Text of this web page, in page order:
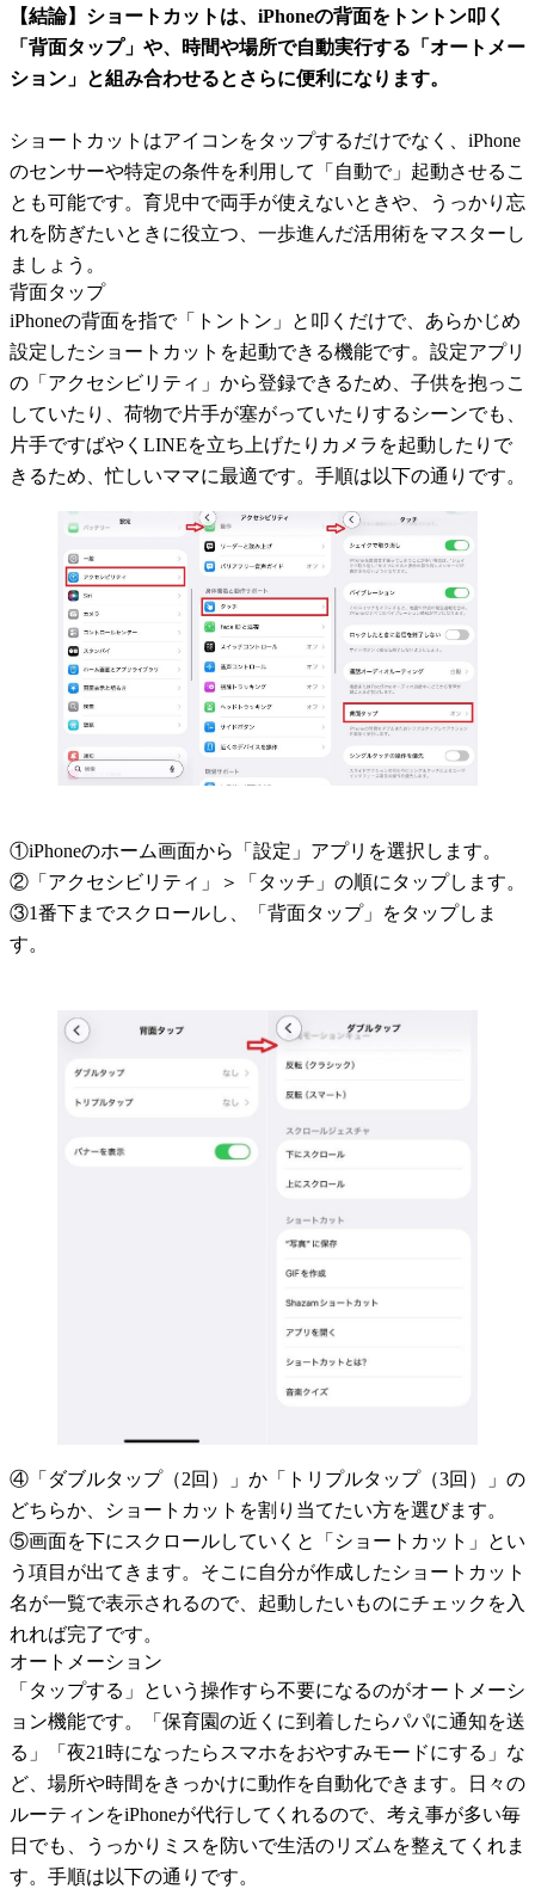
【結論】ショートカットは、iPhoneの背面をトントン叩く
「背面タップ」や、時間や場所で自動実行する「オートメー
ション」と組み合わせるとさらに便利になります。
ショートカットはアイコンをタップするだけでなく、iPhone
のセンサーや特定の条件を利用して「自動で」起動させるこ
とも可能です。育児中で両手が使えないときや、うっかり忘
れを防ぎたいときに役立つ、一歩進んだ活用術をマスターし
ましょう。
背面タップ
iPhoneの背面を指で「トントン」と叩くだけで、あらかじめ
設定したショートカットを起動できる機能です。設定アプリ
の「アクセシビリティ」から登録できるため、子供を抱っこ
していたり、荷物で片手が塞がっていたりするシーンでも、
片手ですばやくLINEを立ち上げたりカメラを起動したりで
きるため、忙しいママに最適です。手順は以下の通りです。
①iPhoneのホーム画面から「設定」アプリを選択します。
②「アクセシビリティ」＞「タッチ」の順にタップします。
③1番下までスクロールし、「背面タップ」をタップしま
す。
④「ダブルタップ（2回）」か「トリプルタップ（3回）」の
どちらか、ショートカットを割り当てたい方を選びます。
⑤画面を下にスクロールしていくと「ショートカット」とい
う項目が出てきます。そこに自分が作成したショートカット
名が一覧で表示されるので、起動したいものにチェックを入
れれば完了です。
オートメーション
「タップする」という操作すら不要になるのがオートメーシ
ョン機能です。「保育園の近くに到着したらパパに通知を送
る」「夜21時になったらスマホをおやすみモードにする」な
ど、場所や時間をきっかけに動作を自動化できます。日々の
ルーティンをiPhoneが代行してくれるので、考え事が多い毎
日でも、うっかりミスを防いで生活のリズムを整えてくれま
す。手順は以下の通りです。